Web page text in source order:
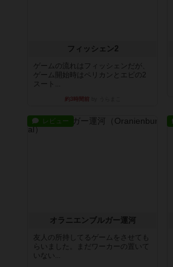
フィッシェン2
ゲームの流れはフィッシェンだが、
ゲーム開始時はペリカンとエビの2
スート...
約3時間前
レビュー
オラニエンブルガー運河
友人の所持してるゲームをさせても
らいました。まだワーカーの置いて
いない...